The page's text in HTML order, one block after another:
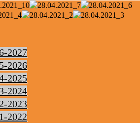
2027
2026
2025
2024
2023
2022